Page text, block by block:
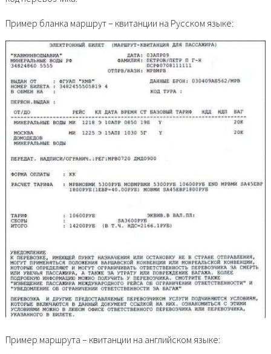
Пример бланка маршрут – квитанции на Русском языке:
Пример маршрута – квитанции на английском языке: